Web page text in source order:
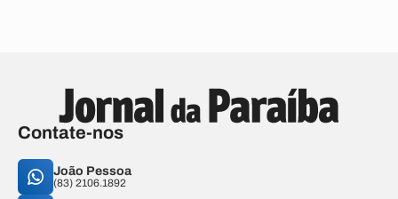
Contate-nos
João Pessoa
(83) 2106.1892